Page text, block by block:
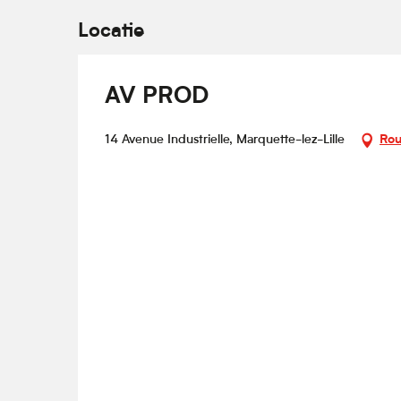
Locatie
AV PROD
14 Avenue Industrielle, Marquette-lez-Lille